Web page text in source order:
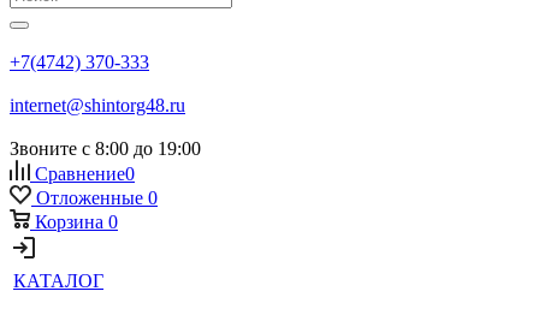
+7(4742) 370-333
internet@shintorg48.ru
Звоните с 8:00 до 19:00
Сравнение0
Отложенные 0
Корзина 0
КАТАЛОГ